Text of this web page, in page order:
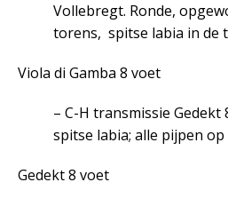
Vollebregt. Ronde,
torens, spitse labia in de
Viola di Gamba 8 voet
– C-H transmissie Gedekt
spitse labia; alle pijpen
Gedekt 8 voet